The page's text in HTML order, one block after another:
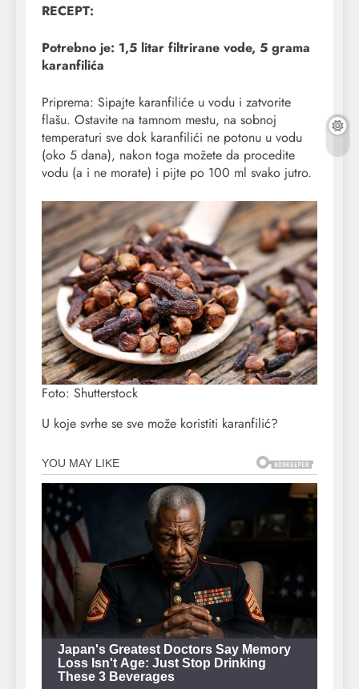
RECEPT:
Potrebno je: 1,5 litar filtrirane vode, 5 grama
karanfilića
Priprema: Sipajte karanfiliće u vodu i zatvorite
flašu. Ostavite na tamnom mestu, na sobnoj
temperaturi sve dok karanfilići ne potonu u vodu
(oko 5 dana), nakon toga možete da procedite
vodu (a i ne morate) i pijte po 100 ml svako jutro.
Foto: Shutterstock
U koje svrhe se sve može koristiti karanfilić?